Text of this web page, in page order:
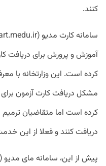
کنند.
آموزش و پرورش برای دریافت
کرده است. این وزارتخانه با
مشکل دریافت کارت آزمون
کرده است اما متقاضیان
دریافت کنند و فعلا از این